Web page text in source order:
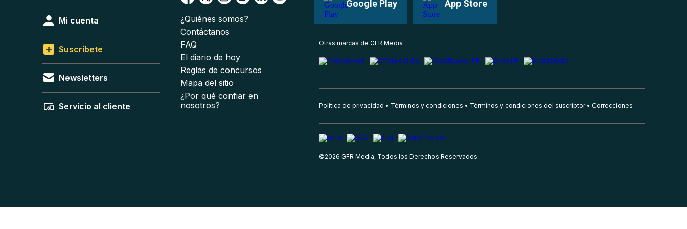
Google Play App Store
Mi cuenta
Suscríbete
Newsletters
Servicio al cliente
¿Quiénes somos?
Contáctanos
FAQ
El diario de hoy
Reglas de concursos
Mapa del sitio
¿Por qué confiar en
nosotros?
Otras marcas de GFR Media
Política de privacidad Términos y condiciones Términos y condiciones del suscriptor Correcciones
©2026 GFR Media, Todos los Derechos Reservados.